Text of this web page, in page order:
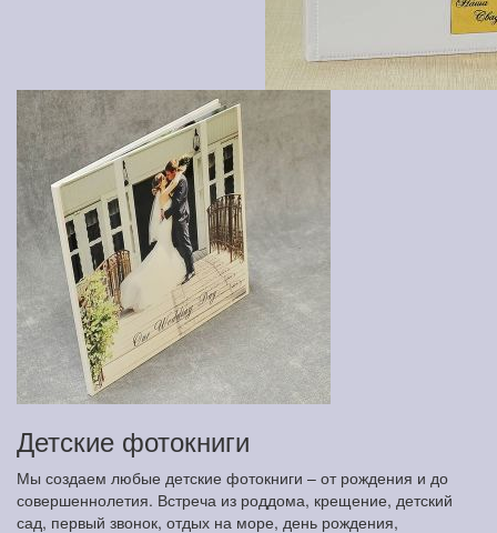
Детские фотокниги
Мы создаем любые детские фотокниги – от рождения и до
совершеннолетия. Встреча из роддома, крещение, детский
сад, первый звонок, отдых на море, день рождения,